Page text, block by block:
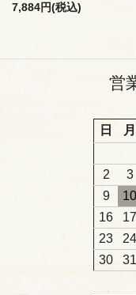
7,884円(税込)
営
日
月
2
3
9
10
16
17
23
24
30
31